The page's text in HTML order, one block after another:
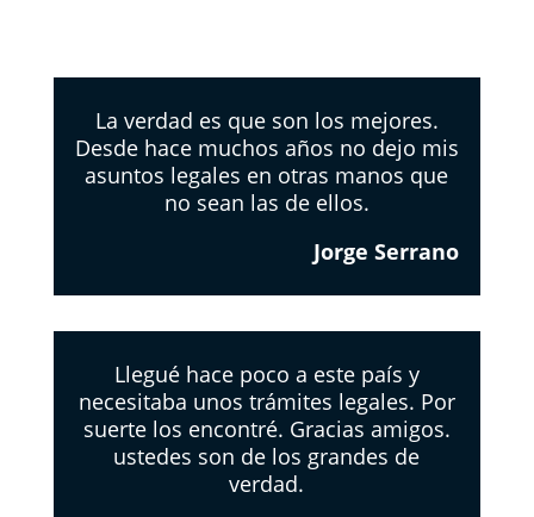
La verdad es que son los mejores.
Desde hace muchos años no dejo mis
asuntos legales en otras manos que
no sean las de ellos.
Jorge Serrano
Llegué hace poco a este país y
necesitaba unos trámites legales. Por
suerte los encontré. Gracias amigos.
ustedes son de los grandes de
verdad.